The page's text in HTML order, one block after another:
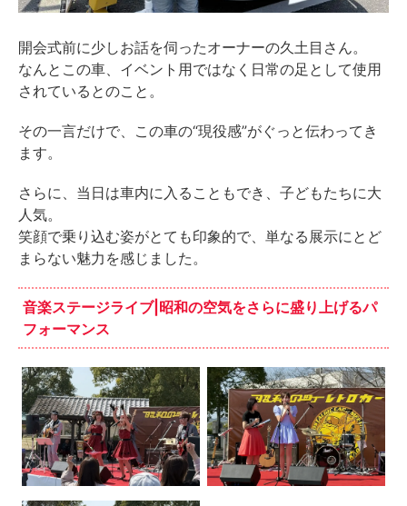
開会式前に少しお話を伺ったオーナーの久土目さん。
なんとこの車、イベント用ではなく日常の足として使用
されているとのこと。
その一言だけで、この車の“現役感”がぐっと伝わってき
ます。
さらに、当日は車内に入ることもでき、子どもたちに大
人気。
笑顔で乗り込む姿がとても印象的で、単なる展示にとど
まらない魅力を感じました。
音楽ステージライブ|昭和の空気をさらに盛り上げるパ
フォーマンス